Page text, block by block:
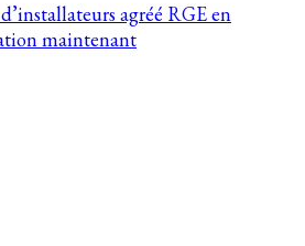
agréé RGE en
maintenant